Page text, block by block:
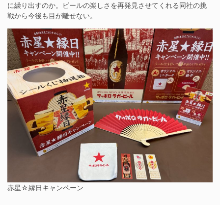
に繰り出すのか。ビールの楽しさを再発見させてくれる同社の挑
戦から今後も目が離せない。
赤星☆縁日キャンペーン